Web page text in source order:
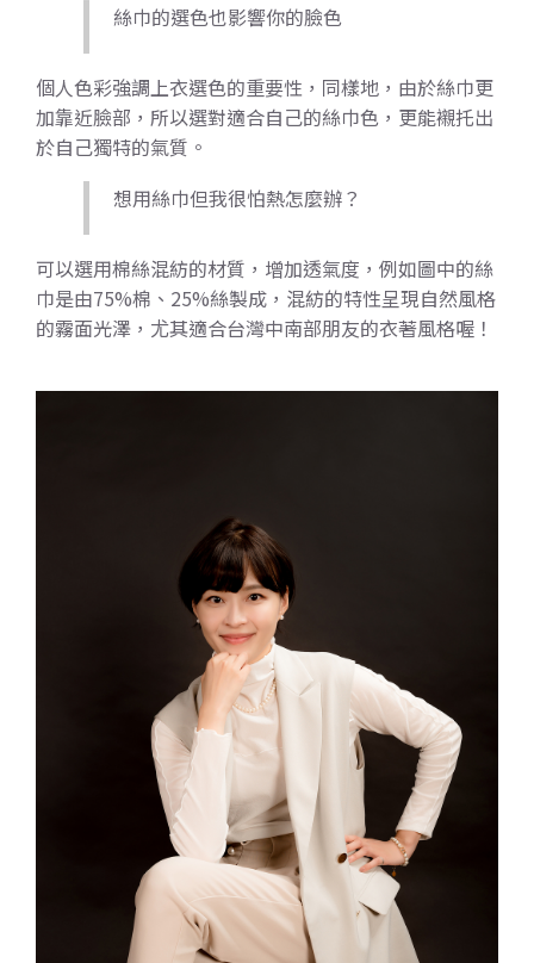
絲巾的選色也影響你的臉色
個人色彩強調上衣選色的重要性，同樣地，由於絲巾更
加靠近臉部，所以選對適合自己的絲巾色，更能襯托出
於自己獨特的氣質。
想用絲巾但我很怕熱怎麼辦？
可以選用棉絲混紡的材質，增加透氣度，例如圖中的絲
巾是由75%棉、25%絲製成，混紡的特性呈現自然風格
的霧面光澤，尤其適合台灣中南部朋友的衣著風格喔！